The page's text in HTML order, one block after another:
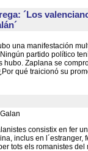
´Los
una manifestación
partido político
hubo. Zaplana se
qué traicionó su
consistix en fer
inclus en l´estranger,
tots els romanistes del